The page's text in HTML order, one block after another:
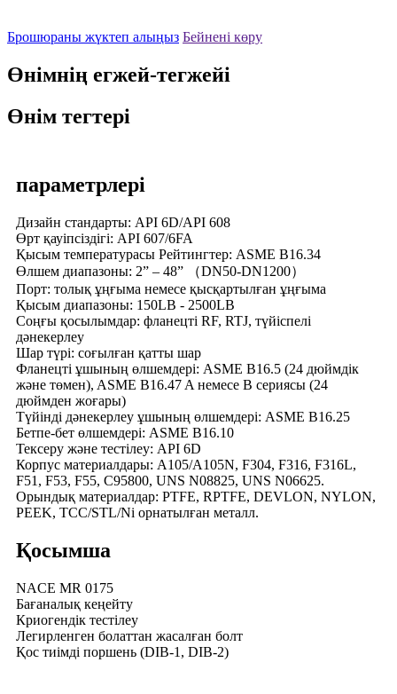
Брошюраны жүктеп алыңыз Бейнені көру
Өнімнің егжей-тегжейі
Өнім тегтері
параметрлері
Дизайн стандарты: API 6D/API 608
Өрт қауіпсіздігі: API 607/6FA
Қысым температурасы Рейтингтер: ASME B16.34
Өлшем диапазоны: 2” – 48” （DN50-DN1200）
Порт: толық ұңғыма немесе қысқартылған ұңғыма
Қысым диапазоны: 150LB - 2500LB
Соңғы қосылымдар: фланецті RF, RTJ, түйіспелі
дәнекерлеу
Шар түрі: соғылған қатты шар
Фланецті ұшының өлшемдері: ASME B16.5 (24 дюймдік
және төмен), ASME B16.47 A немесе B сериясы (24
дюймден жоғары)
Түйінді дәнекерлеу ұшының өлшемдері: ASME B16.25
Бетпе-бет өлшемдері: ASME B16.10
Тексеру және тестілеу: API 6D
Корпус материалдары: A105/A105N, F304, F316, F316L,
F51, F53, F55, C95800, UNS N08825, UNS N06625.
Орындық материалдар: PTFE, RPTFE, DEVLON, NYLON,
PEEK, TCC/STL/Ni орнатылған металл.
Қосымша
NACE MR 0175
Бағаналық кеңейту
Криогендік тестілеу
Легирленген болаттан жасалған болт
Қос тиімді поршень (DIB-1, DIB-2)